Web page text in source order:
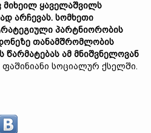
ყაველაშვილს
არჩევას. სომხეთი
პარტნიორობის
თანამშრომლობის
წარმატებას ამ მნიშვნელოვან
ფაშინიანი სოციალურ ქსელში.